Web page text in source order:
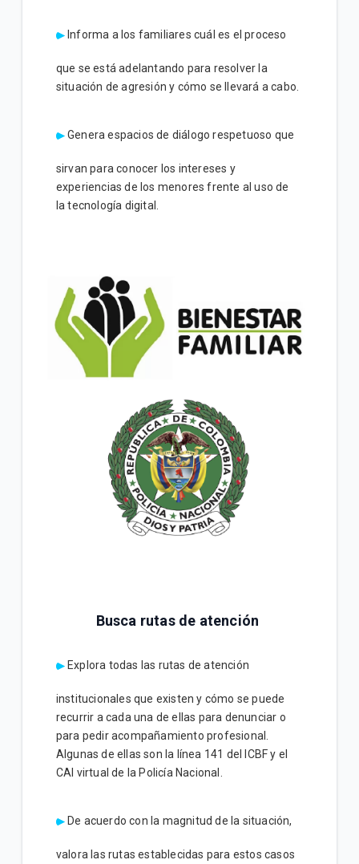
Informa a los familiares cuál es el proceso
que se está adelantando para resolver la
situación de agresión y cómo se llevará a cabo.
Genera espacios de diálogo respetuoso que
sirvan para conocer los intereses y
experiencias de los menores frente al uso de
la tecnología digital.
Busca rutas de atención
Explora todas las rutas de atención
institucionales que existen y cómo se puede
recurrir a cada una de ellas para denunciar o
para pedir acompañamiento profesional.
Algunas de ellas son la línea 141 del ICBF y el
CAI virtual de la Policía Nacional.
De acuerdo con la magnitud de la situación,
valora las rutas establecidas para estos casos